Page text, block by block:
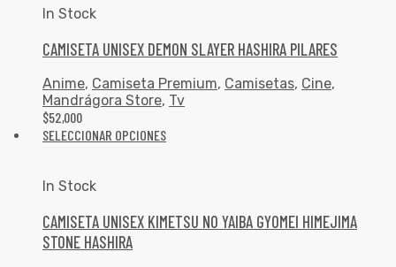
In Stock
CAMISETA UNISEX DEMON SLAYER HASHIRA PILARES
Anime, Camiseta Premium, Camisetas, Cine,
Mandrágora Store, Tv
$52,000
SELECCIONAR OPCIONES
In Stock
CAMISETA UNISEX KIMETSU NO YAIBA GYOMEI HIMEJIMA
STONE HASHIRA